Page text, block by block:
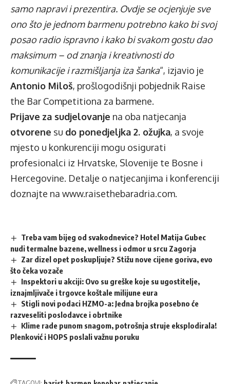
samo napravi i prezentira. Ovdje se ocjenjuje sve
ono što je jednom barmenu potrebno kako bi svoj
posao radio ispravno i kako bi svakom gostu dao
maksimum – od znanja i kreativnosti do
komunikacije i razmišljanja iza šanka“, izjavio je
Antonio Miloš, prošlogodišnji pobjednik Raise
the Bar Competitiona za barmene.
Prijave za sudjelovanje na oba natjecanja
otvorene su do ponedjeljka 2. ožujka, a svoje
mjesto u konkurenciji mogu osigurati
profesionalci iz Hrvatske, Slovenije te Bosne i
Hercegovine. Detalje o natjecanjima i konferenciji
doznajte na www.raisethebaradria.com.
Treba vam bijeg od svakodnevice? Hotel Matija Gubec
nudi termalne bazene, wellness i odmor u srcu Zagorja
Zar dizel opet poskupljuje? Stižu nove cijene goriva, evo
što čeka vozače
Inspektori u akciji: Ovo su greške koje su ugostitelje,
iznajmljivače i trgovce koštale milijune eura
Stigli novi podaci HZMO-a: Jedna brojka posebno će
razveseliti poslodavce i obrtnike
Klime rade punom snagom, potrošnja struje eksplodirala!
Plenković i HOPS poslali važnu poruku